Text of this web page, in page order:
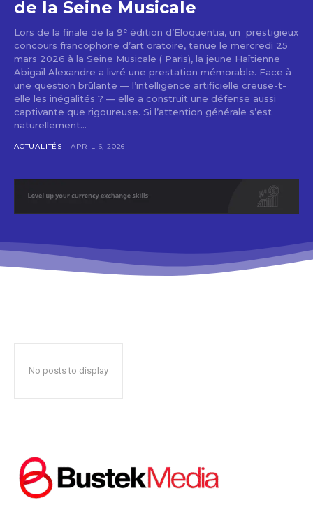
de la Seine Musicale
Lors de la finale de la 9ᵉ édition d’Eloquentia, un prestigieux
concours francophone d’art oratoire, tenue le mercredi 25
mars 2026 à la Seine Musicale ( Paris), la jeune Haïtienne
Abigaïl Alexandre a livré une prestation mémorable. Face à
une question brûlante — l’intelligence artificielle creuse-t-
elle les inégalités ? — elle a construit une défense aussi
captivante que rigoureuse. Si l’attention générale s’est
naturellement...
ACTUALITÉS APRIL 6, 2026
No posts to display